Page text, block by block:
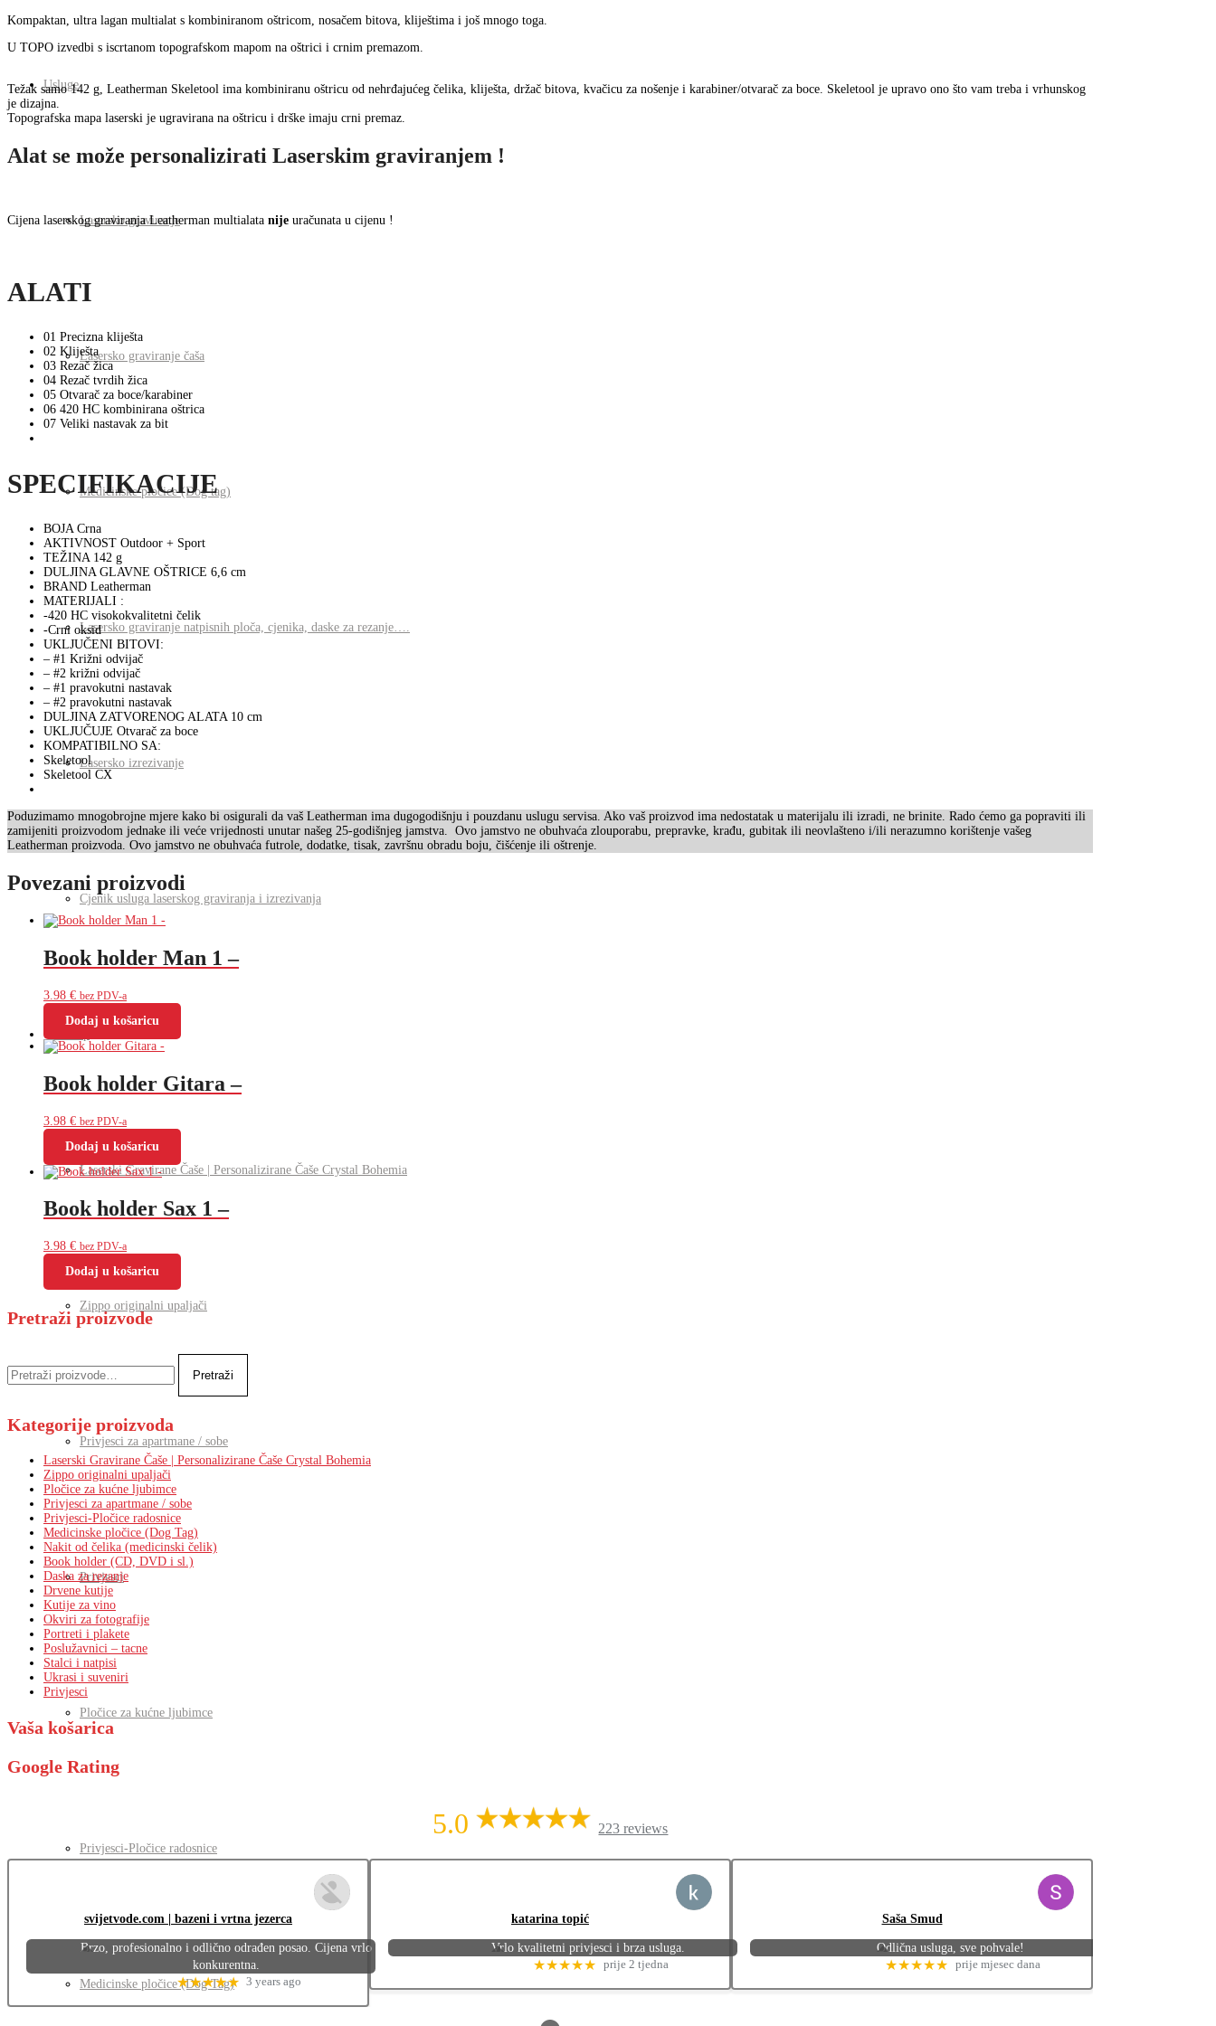
Usluge
Lasersko graviranje
Lasersko graviranje čaša
Medicinske pločice (Dog tag)
Lasersko graviranje natpisnih ploča, cjenika, daske za rezanje….
Lasersko izrezivanje
Cjenik usluga laserskog graviranja i izrezivanja
Webshop
Laserski Gravirane Čaše | Personalizirane Čaše Crystal Bohemia
Zippo originalni upaljači
Privjesci za apartmane / sobe
Privjesci
Pločice za kućne ljubimce
Privjesci-Pločice radosnice
Medicinske pločice (Dog Tag)
Kompaktan, ultra lagan multialat s kombiniranom oštricom, nosačem bitova, kliještima i još mnogo toga.
U TOPO izvedbi s iscrtanom topografskom mapom na oštrici i crnim premazom.
Težak samo 142 g, Leatherman Skeletool ima kombiniranu oštricu od nehrđajućeg čelika, kliješta, držač bitova, kvačicu za nošenje i karabiner/otvarač za boce. Skeletool je upravo ono što vam treba i vrhunskog
je dizajna.
Topografska mapa laserski je ugravirana na oštricu i drške imaju crni premaz.
Alat se može personalizirati Laserskim graviranjem !
Cijena laserskog graviranja Leatherman multialata nije uračunata u cijenu !
ALATI
01 Precizna kliješta
02 Kliješta
03 Rezač žica
04 Rezač tvrdih žica
05 Otvarač za boce/karabiner
06 420 HC kombinirana oštrica
07 Veliki nastavak za bit
SPECIFIKACIJE
BOJA Crna
AKTIVNOST Outdoor + Sport
TEŽINA 142 g
DULJINA GLAVNE OŠTRICE 6,6 cm
BRAND Leatherman
MATERIJALI :
-420 HC visokokvalitetni čelik
-Crni oksid
UKLJUČENI BITOVI:
– #1 Križni odvijač
– #2 križni odvijač
– #1 pravokutni nastavak
– #2 pravokutni nastavak
DULJINA ZATVORENOG ALATA 10 cm
UKLJUČUJE Otvarač za boce
KOMPATIBILNO SA:
Skeletool
Skeletool CX
Poduzimamo mnogobrojne mjere kako bi osigurali da vaš Leatherman ima dugogodišnju i pouzdanu uslugu servisa. Ako vaš proizvod ima nedostatak u materijalu ili izradi, ne brinite. Rado ćemo ga popraviti ili
zamijeniti proizvodom jednake ili veće vrijednosti unutar našeg 25-godišnjeg jamstva. Ovo jamstvo ne obuhvaća zlouporabu, prepravke, krađu, gubitak ili neovlašteno i/ili nerazumno korištenje vašeg
Leatherman proizvoda. Ovo jamstvo ne obuhvaća futrole, dodatke, tisak, završnu obradu boju, čišćenje ili oštrenje.
Povezani proizvodi
Book holder Man 1 –
3.98 € bez PDV-a
Dodaj u košaricu
Book holder Gitara –
3.98 € bez PDV-a
Dodaj u košaricu
Book holder Sax 1 –
3.98 € bez PDV-a
Dodaj u košaricu
Pretraži proizvode
Pretraži
Kategorije proizvoda
Laserski Gravirane Čaše | Personalizirane Čaše Crystal Bohemia
Zippo originalni upaljači
Pločice za kućne ljubimce
Privjesci za apartmane / sobe
Privjesci-Pločice radosnice
Medicinske pločice (Dog Tag)
Nakit od čelika (medicinski čelik)
Book holder (CD, DVD i sl.)
Daska za rezanje
Drvene kutije
Kutije za vino
Okviri za fotografije
Portreti i plakete
Poslužavnici – tacne
Stalci i natpisi
Ukrasi i suveniri
Privjesci
Vaša košarica
Google Rating
5.0 223 reviews
svijetvode.com | bazeni i vrtna jezerca
Brzo, profesionalno i odlično odrađen posao. Cijena vrlo
konkurentna.
★★★★★ 3 years ago
katarina topić
Vrlo kvalitetni privjesci i brza usluga.
★★★★★ prije 2 tjedna
Saša Smud
Odlična usluga, sve pohvale!
★★★★★ prije mjesec dana